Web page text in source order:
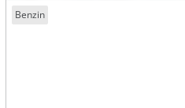
Benzin